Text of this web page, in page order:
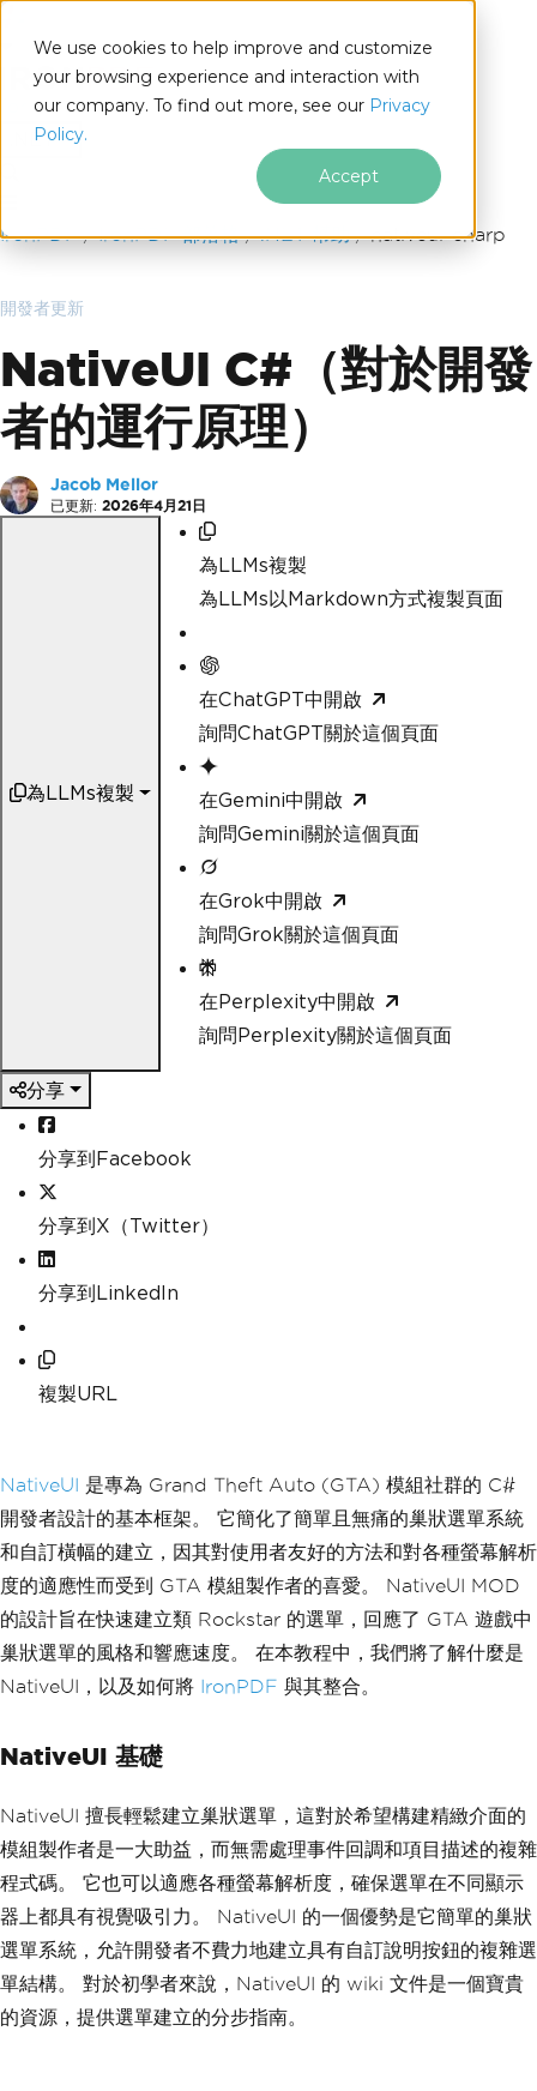
We use cookies to help improve and customize
your browsing experience and interaction with
our company. To find out more, see our Privacy
Policy.
Accept
.NET
跳至頁尾內容
IronPDF IronPDF 部落格 .NET 幫助 nativeui-charp
開發者更新
NativeUI C#（對於開發
者的運行原理）
Jacob Mellor
已更新: 2026年4月21日
為LLMs複製
為LLMs複製
為LLMs以Markdown方式複製頁面
在ChatGPT中開啟
詢問ChatGPT關於這個頁面
在Gemini中開啟
詢問Gemini關於這個頁面
在Grok中開啟
詢問Grok關於這個頁面
在Perplexity中開啟
詢問Perplexity關於這個頁面
分享
分享到Facebook
分享到X（Twitter）
分享到LinkedIn
複製URL
NativeUI 是專為 Grand Theft Auto (GTA) 模組社群的 C#
開發者設計的基本框架。 它簡化了簡單且無痛的巢狀選單系統
和自訂橫幅的建立，因其對使用者友好的方法和對各種螢幕解析
度的適應性而受到 GTA 模組製作者的喜愛。 NativeUI MOD
的設計旨在快速建立類 Rockstar 的選單，回應了 GTA 遊戲中
巢狀選單的風格和響應速度。 在本教程中，我們將了解什麼是
NativeUI，以及如何將 IronPDF 與其整合。
NativeUI 基礎
NativeUI 擅長輕鬆建立巢狀選單，這對於希望構建精緻介面的
模組製作者是一大助益，而無需處理事件回調和項目描述的複雜
程式碼。 它也可以適應各種螢幕解析度，確保選單在不同顯示
器上都具有視覺吸引力。 NativeUI 的一個優勢是它簡單的巢狀
選單系統，允許開發者不費力地建立具有自訂說明按鈕的複雜選
單結構。 對於初學者來說，NativeUI 的 wiki 文件是一個寶貴
的資源，提供選單建立的分步指南。